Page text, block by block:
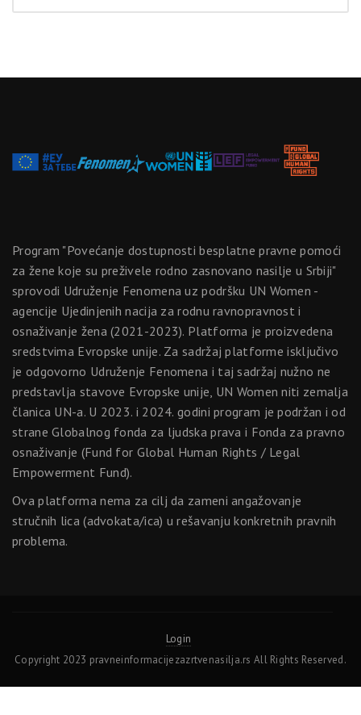
Program "Povećanje dostupnosti besplatne pravne pomoći
za žene koje su preživele rodno zasnovano nasilje u Srbiji"
sprovodi Udruženje Fenomena uz podršku UN Women -
agencije Ujedinjenih nacija za rodnu ravnopravnost i
osnaživanje žena (2021-2023). Platforma je proizvedena
sredstvima Evropske unije. Za sadržaj platforme isključivo
je odgovorno Udruženje Fenomena i taj sadržaj nužno ne
predstavlja stavove Evropske unije, UN Women niti zemalja
članica UN-a. U 2023. i 2024. godini program je podržan i od
strane Globalnog fonda za ljudska prava i Fonda za pravno
osnaživanje (Fund for Global Human Rights / Legal
Empowerment Fund).
Ova platforma nema za cilj da zameni angažovanje
stručnih lica (advokata/ica) u rešavanju konkretnih pravnih
problema.
Login
Copyright 2023 pravneinformacijezazrtvenasilja.rs All Rights Reserved.